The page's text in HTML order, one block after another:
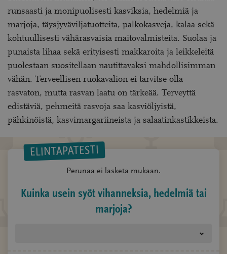
runsaasti ja monipuolisesti kasviksia, hedelmiä ja
marjoja, täysjyväviljatuotteita, palkokasveja, kalaa sekä
kohtuullisesti vähärasvaisia maitovalmisteita. Suolaa ja
punaista lihaa sekä erityisesti makkaroita ja leikkeleitä
puolestaan suositellaan nautittavaksi mahdollisimman
vähän. Terveellisen ruokavalion ei tarvitse olla
rasvaton, mutta rasvan laatu on tärkeää. Terveyttä
edistäviä, pehmeitä rasvoja saa kasviöljyistä,
pähkinöistä, kasvimargariineista ja salaatinkastikkeista.
ELINTAPATESTI
Perunaa ei lasketa mukaan.
Kuinka usein syöt vihanneksia, hedelmiä tai
marjoja?